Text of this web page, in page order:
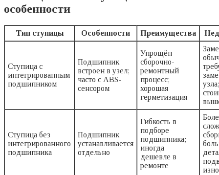
особенности
Тип ступицы Особенности Преимущества
Ступица с
интегрированным
подшипником
Подшипник
встроен в узел;
часто с ABS-
сенсором
Упрощён
сборочно-
ремонтный
процесс;
хорошая
герметизация
узла;
Ступица без
интегрированного
подшипника
Подшипник
устанавливается
отдельно
Гибкость в
подборе
подшипника;
иногда
дешевле в
ремонте